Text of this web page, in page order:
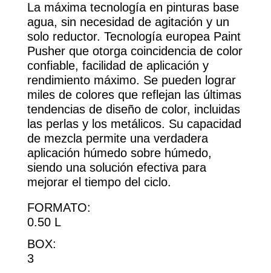
La máxima tecnología en pinturas base
agua, sin necesidad de agitación y un
solo reductor. Tecnología europea Paint
Pusher que otorga coincidencia de color
confiable, facilidad de aplicación y
rendimiento máximo. Se pueden lograr
miles de colores que reflejan las últimas
tendencias de diseño de color, incluidas
las perlas y los metálicos. Su capacidad
de mezcla permite una verdadera
aplicación húmedo sobre húmedo,
siendo una solución efectiva para
mejorar el tiempo del ciclo.
FORMATO:
0.50 L
BOX:
3